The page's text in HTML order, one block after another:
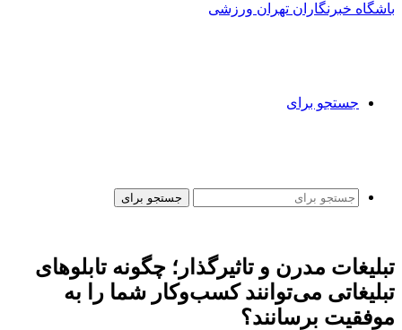
باشگاه خبرنگاران تهران ورزشی
جستجو برای
جستجو برای
تبلیغات مدرن و تاثیرگذار؛ چگونه تابلوهای
تبلیغاتی می‌توانند کسب‌وکار شما را به
موفقیت برسانند؟